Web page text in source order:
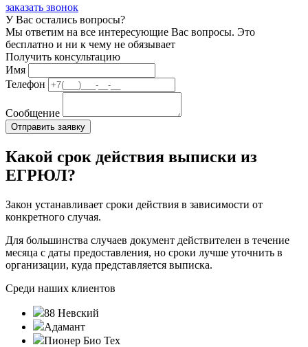
заказать звонок
У Вас остались вопросы?
Мы ответим на все интересующие Вас вопросы. Это
бесплатно и ни к чему не обязывает
Получить консультацию
Имя
Телефон
Сообщение
Какой срок действия выписки из
ЕГРЮЛ?
Закон устанавливает сроки действия в зависимости от
конкретного случая.
Для большинства случаев документ действителен в течение
месяца с даты предоставления, но сроки лучше уточнить в
организации, куда представляется выписка.
Среди наших клиентов
88 Невский
Адамант
Пионер Био Тех